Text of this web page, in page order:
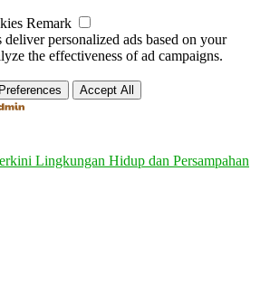
Remark
personalized ads based on your
the effectiveness of ad campaigns.
Accept All